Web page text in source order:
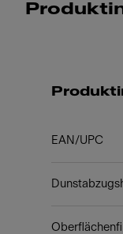
EAN/UPC